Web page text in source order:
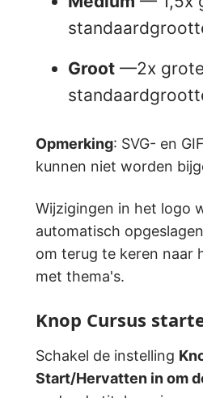
Groot —2x
Opmerking: SVG- en
kunnen niet worden
Wijzigingen in het logo
automatisch
om terug te keren naar
met thema's.
Knop Cursus
Schakel de instelling
Start/Hervatten in om